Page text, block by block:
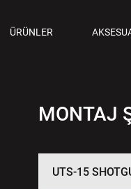
ÜRÜNLER
9 MM TABANCALAR
MONTAJ
UTS-15